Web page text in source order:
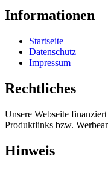
Informationen
Startseite
Datenschutz
Impressum
Rechtliches
Unsere Webseite
Produktlinks bzw.
Hinweis